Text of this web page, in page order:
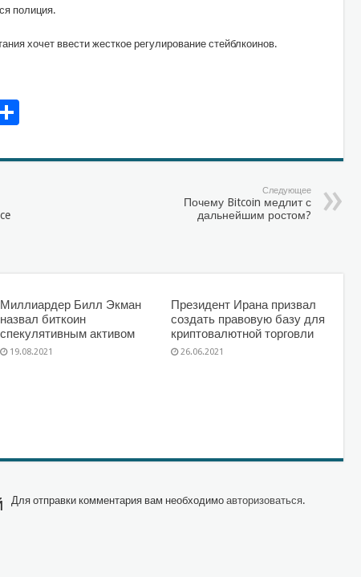
полиция.
хочет ввести жесткое регулирование стейблкоинов.
Отправить
Следующее
Почему Bitcoin медлит с
дальнейшим ростом?
Миллиардер Билл Экман
назвал биткоин
спекулятивным активом
19.08.2021
Президент Ирана призвал
создать правовую базу для
криптовалютной торговли
26.06.2021
Для отправки комментария вам необходимо авторизоваться.